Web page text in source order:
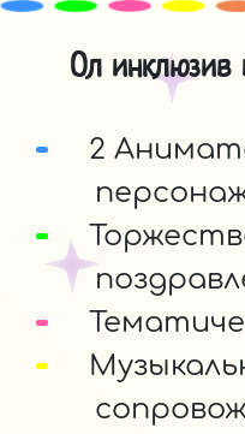
Ол инклюзив
2